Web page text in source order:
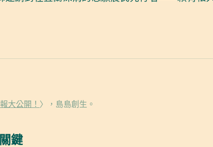
大公開！ 〉，島島創生。
鍵